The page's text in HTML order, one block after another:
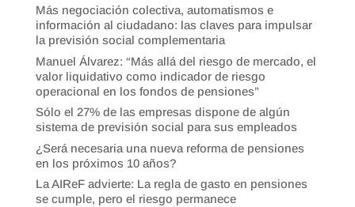
Más negociación colectiva, automatismos e
información al ciudadano: las claves para impulsar
la previsión social complementaria
Manuel Álvarez: “Más allá del riesgo de mercado, el
valor liquidativo como indicador de riesgo
operacional en los fondos de pensiones”
Sólo el 27% de las empresas dispone de algún
sistema de previsión social para sus empleados
¿Será necesaria una nueva reforma de pensiones
en los próximos 10 años?
La AIReF advierte: La regla de gasto en pensiones
se cumple, pero el riesgo permanece